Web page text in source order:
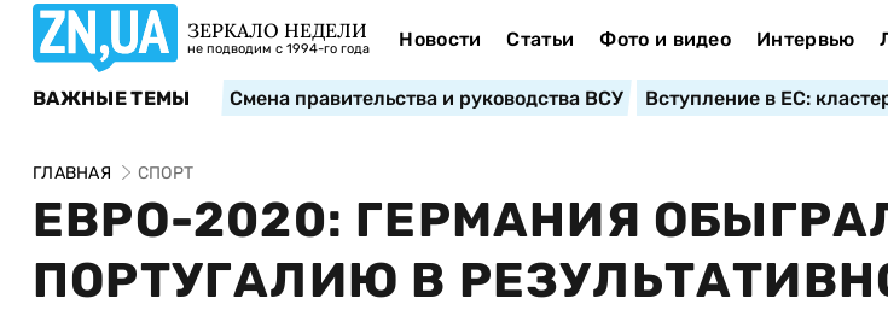
ЗЕРКАЛО НЕДЕЛИ
не подводим с 1994-го года Новости Статьи Фото и видео Интервью
ВАЖНЫЕ ТЕМЫ Смена правительства и руководства ВСУ Вступление в ЕС:
ГЛАВНАЯ СПОРТ
ЕВРО-2020: ГЕРМАНИЯ
ПОРТУГАЛИЮ В